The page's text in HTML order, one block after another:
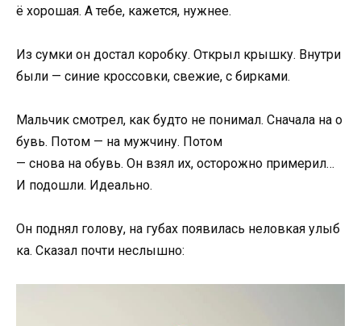
ё хорошая. А тебе, кажется, нужнее.
Из сумки он достал коробку. Открыл крышку. Внутри
были — синие кроссовки, свежие, с бирками.
Мальчик смотрел, как будто не понимал. Сначала на о
бувь. Потом — на мужчину. Потом
— снова на обувь. Он взял их, осторожно примерил…
И подошли. Идеально.
Он поднял голову, на губах появилась неловкая улыб
ка. Сказал почти неслышно: